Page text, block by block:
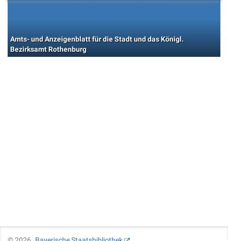
Amts- und Anzeigenblatt für die Stadt und das Königl.
Bezirksamt Rothenburg